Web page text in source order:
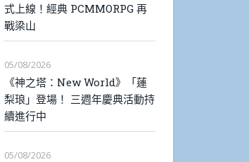
式上線！經典 PCMMORPG 再
戰梁山
05/08/2026
《神之塔：New World》「蓮
梨琅」登場！ 三週年慶典活動持
續進行中
05/08/2026